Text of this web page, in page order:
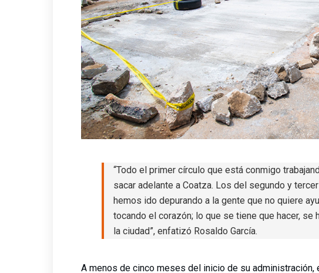
“Todo el primer círculo que está conmigo
sacar adelante a Coatza. Los del segundo y
hemos ido depurando a la gente que no quiere
tocando el corazón; lo que se tiene que hacer, se
la ciudad”, enfatizó Rosaldo García.
A menos de cinco meses del inicio de su administración,